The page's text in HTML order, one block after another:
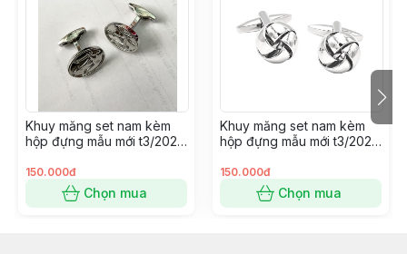
Khuy măng set nam kèm
hộp đựng mẫu mới t3/2024
150.000đ
Chọn mua
Khuy măng set nam kèm
hộp đựng mẫu mới t3/2024
150.000đ
Chọn mua